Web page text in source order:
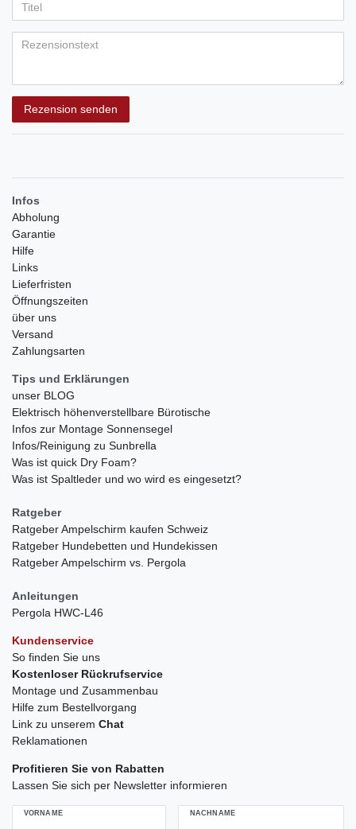
Bewertungssternen
Bewertungssternen
Bewertungssternen
Bewertungssternen
Bewertungssternen
Anzeigename
(optional)
Rezension senden
Infos
Abholung
Garantie
Hilfe
Links
Lieferfristen
Öffnungszeiten
über uns
Versand
Zahlungsarten
Tips und Erklärungen
unser BLOG
Elektrisch höhenverstellbare Bürotische
Infos zur Montage Sonnensegel
Infos/Reinigung zu Sunbrella
Was ist quick Dry Foam?
Was ist Spaltleder und wo wird es eingesetzt?
Ratgeber
Ratgeber Ampelschirm kaufen Schweiz
Ratgeber Hundebetten und Hundekissen
Ratgeber Ampelschirm vs. Pergola
Anleitungen
Pergola HWC-L46
Kundenservice
So finden Sie uns
Kostenloser Rückrufservice
Montage und Zusammenbau
Hilfe zum Bestellvorgang
Link zu unserem Chat
Reklamationen
Profitieren Sie von Rabatten
Lassen Sie sich per Newsletter informieren
VORNAME NACHNAME